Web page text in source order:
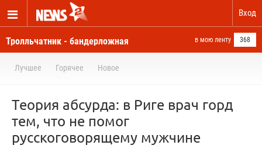
Вход
Тролльчатник - бандерложная в мою ленту 368
Лучшее Горячее Новое
Теория абсурда: в Риге врач горд
тем, что не помог
русскоговорящему мужчине